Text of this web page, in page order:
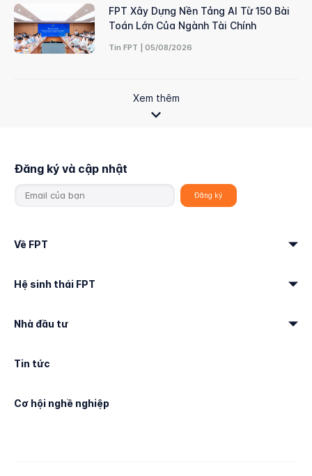
FPT Xây Dựng Nền Tảng AI Từ 150 Bài
Toán Lớn Của Ngành Tài Chính
Tin FPT | 05/08/2026
Xem thêm
Đăng ký và cập nhật
Về FPT
Hệ sinh thái FPT
Nhà đầu tư
Tin tức
Cơ hội nghề nghiệp